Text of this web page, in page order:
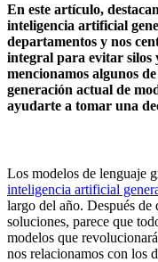
En este artículo,
inteligencia artificial
departamentos y nos
integral para evitar silos
mencionamos algunos
generación actual de
ayudarte a tomar una
Los modelos de lenguaje
inteligencia artificial
largo del año. Después
soluciones, parece que
modelos que
nos relacionamos con los